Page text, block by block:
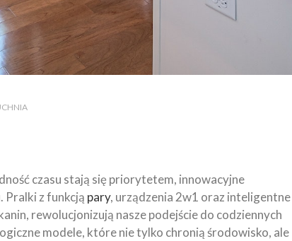
czasu stają się priorytetem, innowacyjne
Pralki z funkcją pary, urządzenia 2w1 oraz inteligentne
rewolucjonizują nasze podejście do codziennych
modele, które nie tylko chronią środowisko, ale